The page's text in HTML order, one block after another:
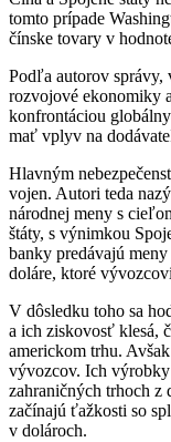
tomto prípade
čínske tovary v
Podľa autorov správy,
rozvojové ekonomiky
konfrontáciou
mať vplyv na
Hlavným
vojen. Autori teda
národnej meny s
štáty, s výnimkou
banky predávajú
doláre, ktoré
V dôsledku toho sa
a ich ziskovosť klesá,
americkom trhu.
vývozcov. Ich výrobky
zahraničných trhoch z
začínajú ťažkosti so
v dolároch.